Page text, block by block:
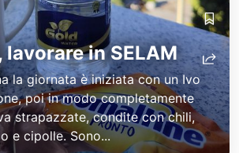
lavorare in SELAM
la giornata è iniziata con un Ivo
poi in modo completamente
strapazzate, condite con chili,
e cipolle. Sono...